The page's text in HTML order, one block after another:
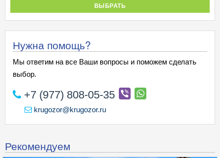
ВЫБРАТЬ
Нужна помощь?
Мы ответим на все Ваши вопросы и поможем сделать
выбор.
+7 (977) 808-05-35
krugozor@krugozor.ru
Рекомендуем